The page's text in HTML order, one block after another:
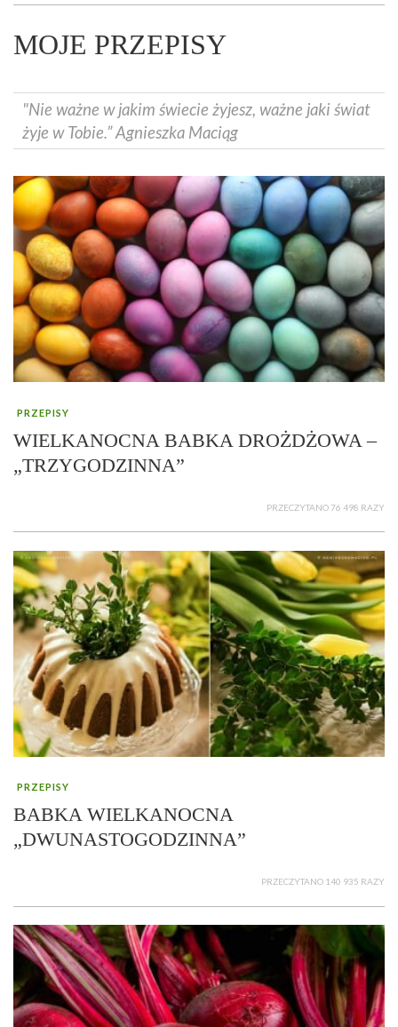
MOJE PRZEPISY
"Nie ważne w jakim świecie żyjesz, ważne jaki świat
żyje w Tobie.” Agnieszka Maciąg
PRZEPISY
WIELKANOCNA BABKA DROŻDŻOWA –
„TRZYGODZINNA”
PRZECZYTANO 76 498 RAZY
PRZEPISY
BABKA WIELKANOCNA
„DWUNASTOGODZINNA”
PRZECZYTANO 140 935 RAZY